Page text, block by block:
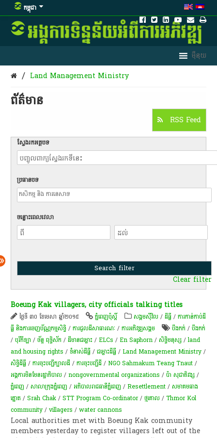
កម្ពុជា
/ Land Management Ministry
ព័ត៌មាន​
RSS Feed
ស្វែងរកអត្ថបទ
ប្រធានបទ
ចន្លោះពេលវេលា
Clear filter
Boeung Kak villagers, city officials talking titles
ថ្ងៃទី ៣០ ខែមេសា ឆ្នាំ២០១៥ ភ្នំពេញប៉ុស្តិ៍ សង្គមស៊ីវិល /ដីធ្លី /ការកាន់កាប់​ដី
ធ្លី និង​ការចេញ​ប័ណ្ណកម្មសិទ្ធិ​ /ការជួលដីសាធារណៈ /ការ​អភិវឌ្ឍ​សង្គម បឹងកក់ /បឹងកក់
/បុរីកីឡា /ច័ន្ទ​​ ពុទ្ធិ​ស័ក /ដីមានជម្លោះ /ELCs /En Saphorn /សិទ្ធិមនុស្ស /land
and housing rights /ទំនាស់ដីធ្លី /ជម្លោះ​ដីធ្លី /Land Management Ministry /
សិទ្ធិ​ដីធ្លី /ការចុះបញ្ជីក្បាលដី /ការចុះបញ្ជីដី /NGO Sahmakum Teang Tnaut /
អង្គការមិនមែនរដ្ឋាភិបាល /nongovernmental organizations /ប៉ា សុជាតិវង្ស /
ភ្នំពេញ /សាលាក្រុងភ្នំពេញ /អភិបាលរាជធានីភ្នំពេញ /Resettlement /សមាគមធាង​
ត្នោត /Srah Chak /STT Program Co-ordinator/ថ្មគោល /Thmor Kol
community /villagers /water cannons
Local authorities met with Boeung Kak community
members yesterday to register villagers left out of the